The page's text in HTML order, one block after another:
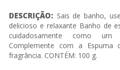
DESCRIÇÃO: Sais de banho,
delicioso e relaxante Banho de
cuidadosamente como um
Complemente com a Espuma
fragrância. CONTÉM: 100 g.